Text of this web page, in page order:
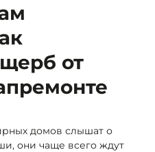
от
домов слышат о
они чаще всего ждут